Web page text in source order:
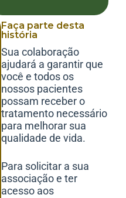
Faça parte desta
história
Sua colaboração
ajudará a garantir que
você e todos os
nossos pacientes
possam receber o
tratamento necessário
para melhorar sua
qualidade de vida.
Para solicitar a sua
associação e ter
acesso aos